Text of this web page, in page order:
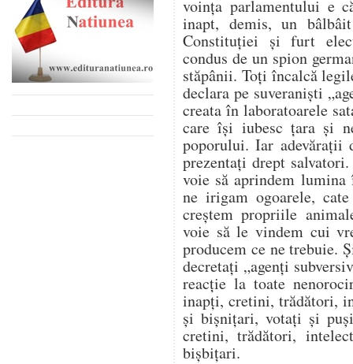
voința parlamentului e
inapt, demis, un
Constituției și furt
condus de un spion
stăpânii. Toți încalcă
declara pe suveraniști
creata în laboratoarele
care își iubesc țara și
poporului. Iar adevărații
prezentați drept
voie să aprindem lumina
ne irigam ogoarele,
creștem propriile
voie să le vindem cui
producem ce ne trebuie.
decretați „agenți
reacție la toate
inapți, cretini, trădători,
și bișnițari, votați și
cretini, trădători,
bișbițari.